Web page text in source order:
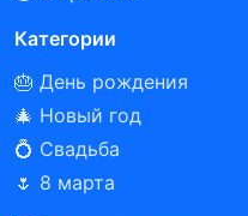
Категории
🎂 День рождения
🎄 Новый год
💍 Свадьба
🌷 8 марта